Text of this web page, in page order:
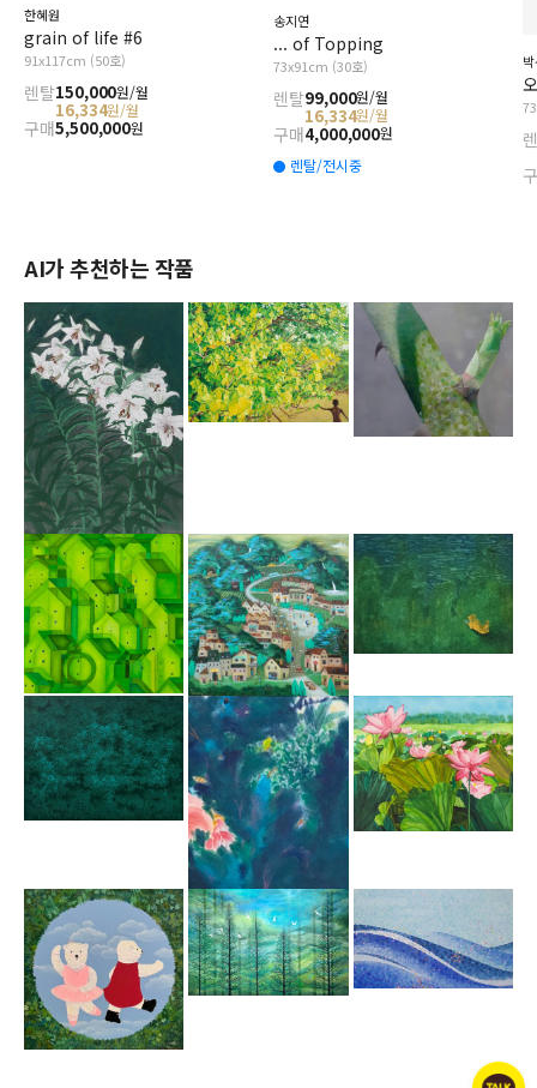
한혜원
grain of life #6
91x117cm (50호)
렌탈150,000원/월
16,334원/월
구매5,500,000원
송지연
... of Topping
73x91cm (30호)
렌탈99,000원/월
16,334원/월
구매4,000,000원
렌탈/전시중
AI가 추천하는 작품